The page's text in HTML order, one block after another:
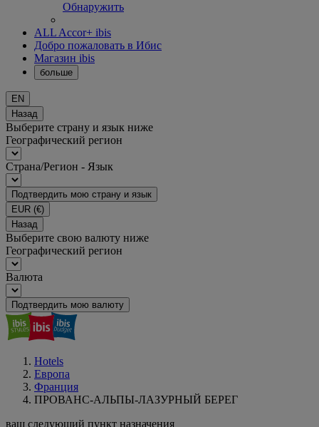
Обнаружить
ALL Accor+ ibis
Добро пожаловать в Ибис
Магазин ibis
больше
EN
Назад
Выберите страну и язык ниже
Географический регион
Страна/Регион - Язык
Подтвердить мою страну и язык
EUR (€)
Назад
Выберите свою валюту ниже
Географический регион
Валюта
Подтвердить мою валюту
Hotels
Европа
Франция
ПРОВАНС-АЛЬПЫ-ЛАЗУРНЫЙ БЕРЕГ
ваш следующий пункт назначения